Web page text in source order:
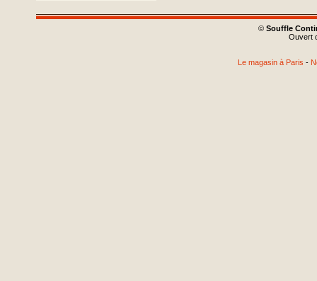
© Souffle
Ouvert
Le magasin à Paris -